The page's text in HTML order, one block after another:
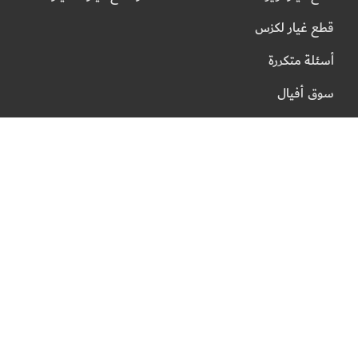
قطع غيار لكزس
أسئلة متكررة
سوق أفيال